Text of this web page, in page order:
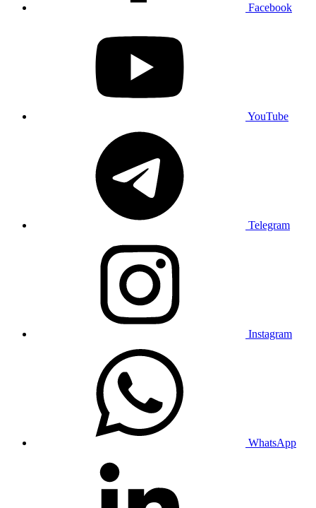
Facebook
YouTube
Telegram
Instagram
WhatsApp